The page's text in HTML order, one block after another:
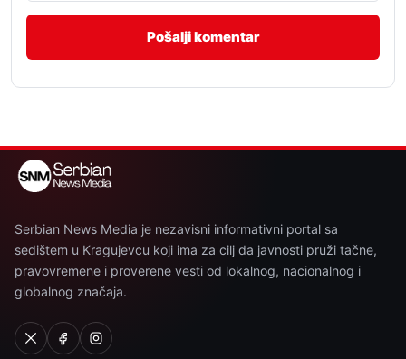
Serbian News Media je nezavisni informativni portal sa
sedištem u Kragujevcu koji ima za cilj da javnosti pruži tačne,
pravovremene i proverene vesti od lokalnog, nacionalnog i
globalnog značaja.